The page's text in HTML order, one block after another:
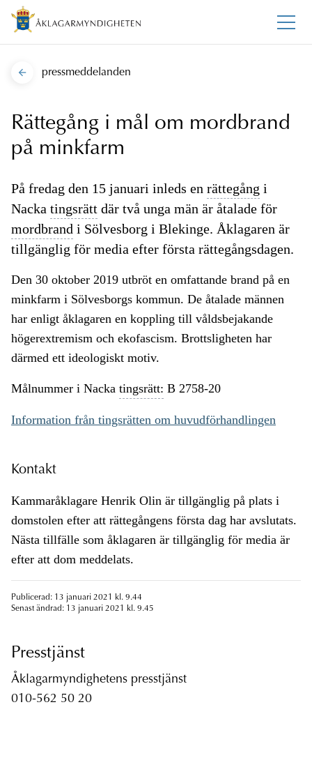
pressmeddelanden
Rättegång i mål om mordbrand
på minkfarm
På fredag den 15 januari inleds en rättegång i
Nacka tingsrätt där två unga män är åtalade för
mordbrand i Sölvesborg i Blekinge. Åklagaren är
tillgänglig för media efter första rättegångsdagen.
Den 30 oktober 2019 utbröt en omfattande brand på en
minkfarm i Sölvesborgs kommun. De åtalade männen
har enligt åklagaren en koppling till våldsbejakande
högerextremism och ekofascism. Brottsligheten har
därmed ett ideologiskt motiv.
Målnummer i Nacka tingsrätt: B 2758-20
Information från tingsrätten om huvudförhandlingen
Kontakt
Kammaråklagare Henrik Olin är tillgänglig på plats i
domstolen efter att rättegångens första dag har avslutats.
Nästa tillfälle som åklagaren är tillgänglig för media är
efter att dom meddelats.
Publicerad: 13 januari 2021 kl. 9.44
Senast ändrad: 13 januari 2021 kl. 9.45
Presstjänst
Åklagarmyndighetens presstjänst
010-562 50 20